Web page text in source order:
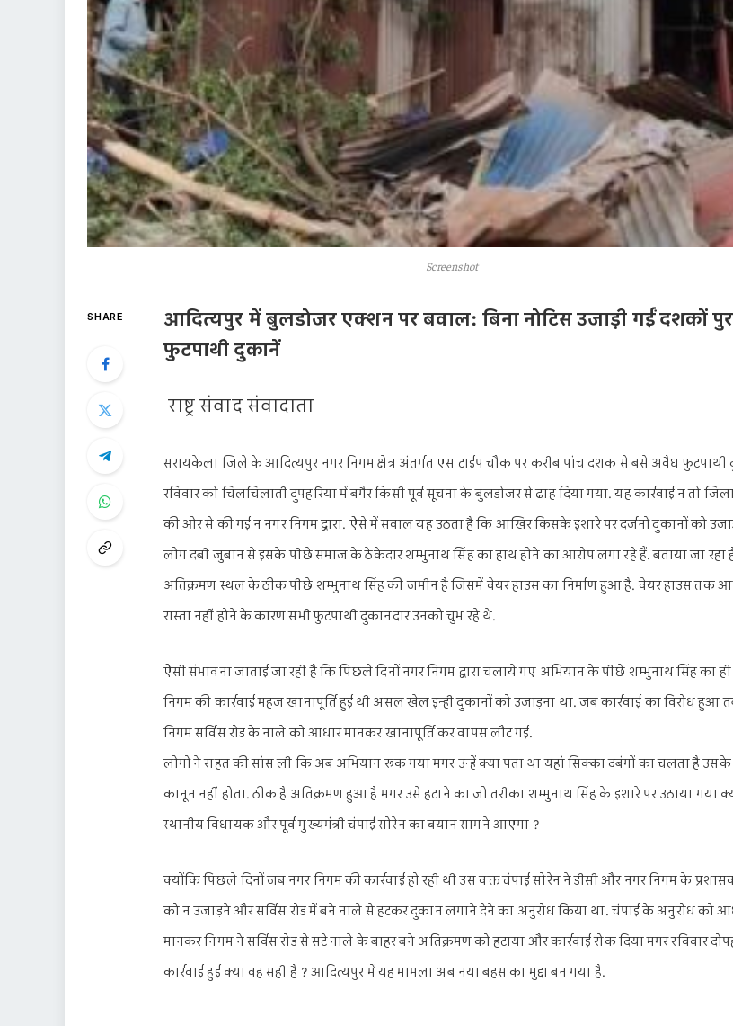
Screenshot
SHARE
आदित्यपुर में बुलडोजर एक्शन पर बवाल: बिना नोटिस उजाड़ी गईं दशकों
फुटपाथी दुकानें
राष्ट्र संवाद संवादाता
सरायकेला जिले के आदित्यपुर नगर निगम क्षेत्र अंतर्गत एस टाईप चौक पर करीब पांच दशक से बसे अवैध फुटपाथी
रविवार को चिलचिलाती दुपहरिया में बगैर किसी पूर्व सूचना के बुलडोजर से ढाह दिया गया. यह कार्रवाई न तो
की ओर से की गई न नगर निगम द्वारा. ऐसे में सवाल यह उठता है कि आखिर किसके इशारे पर दर्जनों दुकानों को
लोग दबी जुबान से इसके पीछे समाज के ठेकेदार शम्भुनाथ सिंह का हाथ होने का आरोप लगा रहे हैं. बताया जा रहा
अतिक्रमण स्थल के ठीक पीछे शम्भुनाथ सिंह की जमीन है जिसमें वेयर हाउस का निर्माण हुआ है. वेयर हाउस तक
रास्ता नहीं होने के कारण सभी फुटपाथी दुकानदार उनको चुभ रहे थे.
ऐसी संभावना जाताई जा रही है कि पिछले दिनों नगर निगम द्वारा चलाये गए अभियान के पीछे शम्भुनाथ सिंह का
निगम की कार्रवाई महज खानापूर्ति हुई थी असल खेल इन्ही दुकानों को उजाड़ना था. जब कार्रवाई का विरोध हुआ
निगम सर्विस रोड के नाले को आधार मानकर खानापूर्ति कर वापस लौट गई.
लोगों ने राहत की सांस ली कि अब अभियान रूक गया मगर उन्हें क्या पता था यहां सिक्का दबंगों का चलता है
कानून नहीं होता. ठीक है अतिक्रमण हुआ है मगर उसे हटाने का जो तरीका शम्भुनाथ सिंह के इशारे पर उठाया गया
स्थानीय विधायक और पूर्व मुख्यमंत्री चंपाई सोरेन का बयान सामने आएगा ?
क्योंकि पिछले दिनों जब नगर निगम की कार्रवाई हो रही थी उस वक्त चंपाई सोरेन ने डीसी और नगर निगम के
को न उजाड़ने और सर्विस रोड में बने नाले से हटकर दुकान लगाने देने का अनुरोध किया था. चंपाई के अनुरोध को
मानकर निगम ने सर्विस रोड से सटे नाले के बाहर बने अतिक्रमण को हटाया और कार्रवाई रोक दिया मगर रविवार
कार्रवाई हुई क्या वह सही है ? आदित्यपुर में यह मामला अब नया बहस का मुद्दा बन गया है.